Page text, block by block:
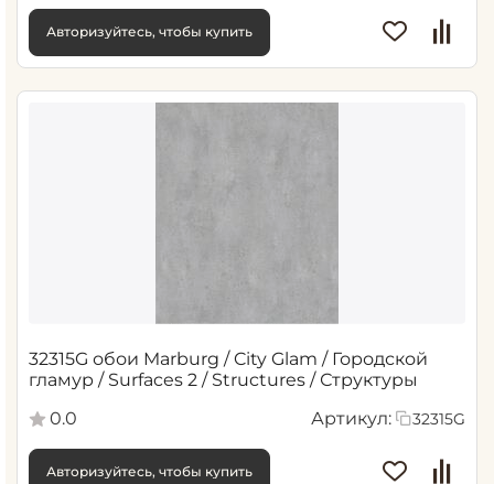
Авторизуйтесь, чтобы купить
32315G обои Marburg / City Glam / Городской
гламур / Surfaces 2 / Structures / Структуры
0.0
Артикул: 32315G
Авторизуйтесь, чтобы купить